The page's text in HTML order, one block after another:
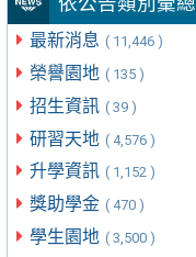
最新消息 ( 11,446 )
榮譽園地 ( 135 )
招生資訊 ( 39 )
研習天地 ( 4,576 )
升學資訊 ( 1,152 )
獎助學金 ( 470 )
學生園地 ( 3,500 )